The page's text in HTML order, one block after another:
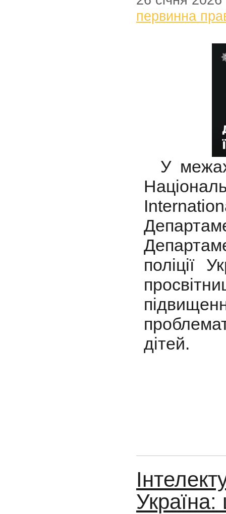
первинна
У
поліції
дітей.